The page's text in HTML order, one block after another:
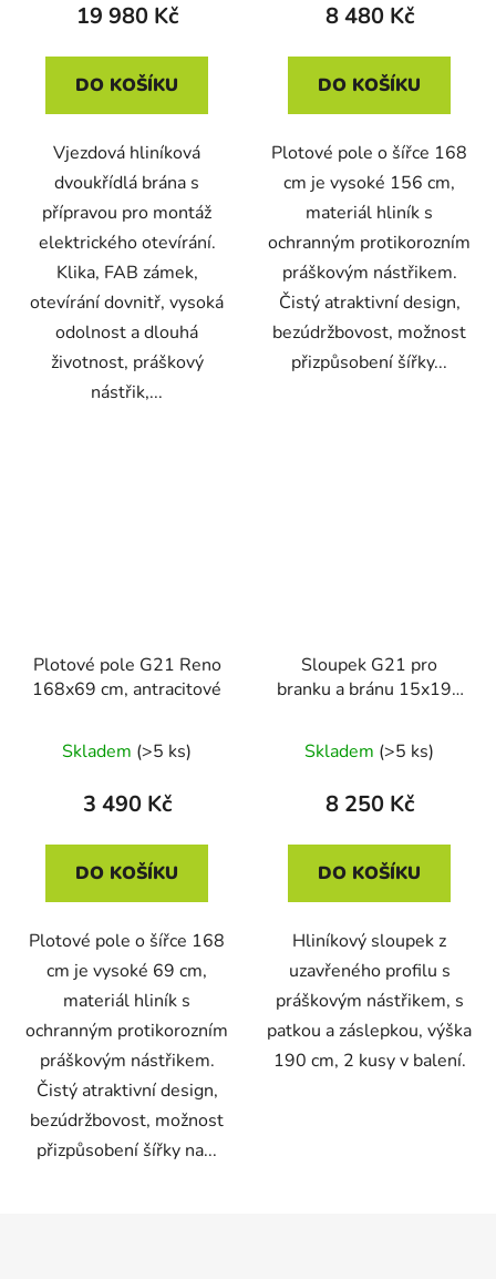
19 980 Kč
DO KOŠÍKU
Vjezdová hliníková
dvoukřídlá brána s
přípravou pro montáž
elektrického otevírání.
Klika, FAB zámek,
otevírání dovnitř, vysoká
odolnost a dlouhá
životnost, práškový
nástřik,...
8 480 Kč
DO KOŠÍKU
Plotové pole o šířce 168
cm je vysoké 156 cm,
materiál hliník s
ochranným protikorozním
práškovým nástřikem.
Čistý atraktivní design,
bezúdržbovost, možnost
přizpůsobení šířky...
Plotové pole G21 Reno
168x69 cm, antracitové
Skladem (>5 ks)
3 490 Kč
DO KOŠÍKU
Plotové pole o šířce 168
cm je vysoké 69 cm,
materiál hliník s
ochranným protikorozním
práškovým nástřikem.
Čistý atraktivní design,
bezúdržbovost, možnost
přizpůsobení šířky na...
Sloupek G21 pro
branku a bránu 15x190
antracitový, 2 kusy
Skladem (>5 ks)
8 250 Kč
DO KOŠÍKU
Hliníkový sloupek z
uzavřeného profilu s
práškovým nástřikem, s
patkou a záslepkou, výška
190 cm, 2 kusy v balení.